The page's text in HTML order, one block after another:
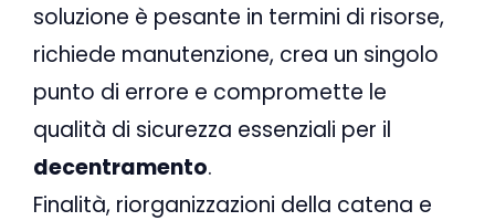
soluzione è pesante in termini di risorse,
richiede manutenzione, crea un singolo
punto di errore e compromette le
qualità di sicurezza essenziali per il
decentramento.
Finalità, riorganizzazioni della catena e